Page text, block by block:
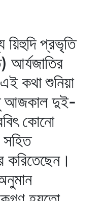
প্রভৃতি
আর্যজাতির
কথা শুনিয়া
আজকাল দুই-
কোনো
সহিত
করিতেছেন।